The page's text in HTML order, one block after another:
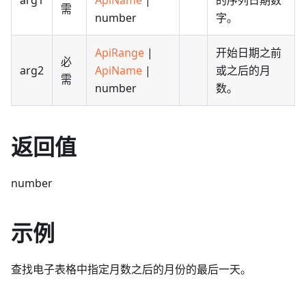
需
number
字。
arg2
必
需
ApiRange |
ApiName |
number
开始日期之前
或之后的月
数。
返回值
number
示例
查找电子表格中指定月数之后的月份的最后一天。